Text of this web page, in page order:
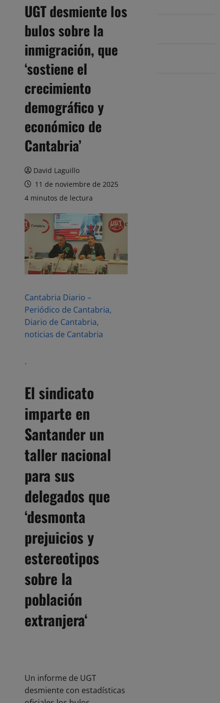
UGT desmiente los
bulos sobre la
inmigración, que
‘sostiene el
crecimiento
demográfico y
económico de
Cantabria’
David Laguillo
11 de noviembre de 2025
4 minutos de lectura
Cantabria Diario –
Periódico de Cantabria,
Diario de Cantabria,
noticias de Cantabria
.
El sindicato
imparte en
Santander un
taller nacional
para sus
delegados que
‘desmonta
prejuicios y
estereotipos
sobre la
población
extranjera‘
Un informe de UGT
desmiente con estadísticas